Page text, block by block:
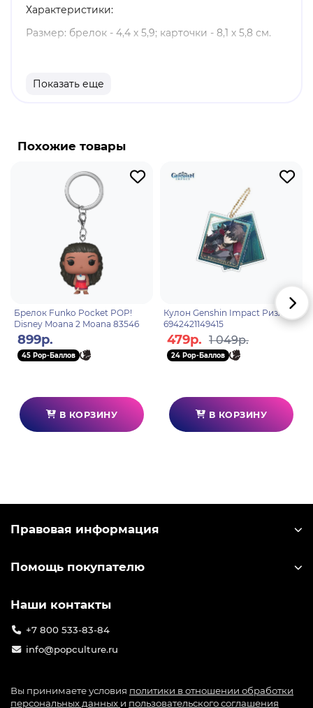
Характеристики:
Размер: брелок - 4,4 х 5,9; карточки - 8,1 х 5,8 см.
Оригинальный и официально лицензированный
Е Лань - водный играбельный персонаж. Е Лань -
Загадочная и иногда неуловимая личность, о
которой не так много известно, но в то же время
ее покровительство и благосклонность многим
интересны.
Показать еще
Похожие товары
Брелок Funko Pocket POP!
Disney Moana 2 Moana 83546
899р.
45 Pop-Баллов
В КОРЗИНУ
Кулон Genshin Impact Ризли
6942421149415
479р. 1 049р.
24 Pop-Баллов
В КОРЗИНУ
Правовая информация
Помощь покупателю
Наши контакты
+7 800 533-83-84
info@popculture.ru
Вы принимаете условия политики в отношении обработки
персональных данных и пользовательского соглашения